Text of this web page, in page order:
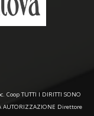
Coop TUTTI I DIRITTI SONO
AUTORIZZAZIONE Direttore